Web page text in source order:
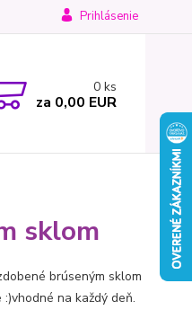
Prihlásenie
0 ks
za 0,00 EUR
sklom
brúseným sklom
na každý deň.